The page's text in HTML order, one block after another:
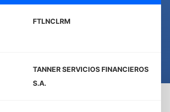
FTLNCLRM
TANNER SERVICIOS FINANCIEROS
S.A.